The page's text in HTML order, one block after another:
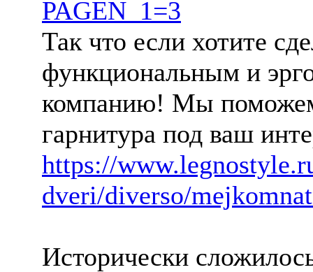
PAGEN_1=3
Так что если хотите
функциональным и
компанию! Мы
гарнитура под ваш
https://
dveri/diverso/
Исторически